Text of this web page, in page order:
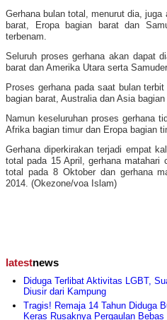
Gerhana bulan total, menurut dia,
barat, Eropa bagian barat dan
terbenam.
Seluruh proses gerhana akan dapat
barat dan Amerika Utara serta
Proses gerhana pada saat bulan
bagian barat, Australia dan Asia bagian
Namun keseluruhan proses gerhana
Afrika bagian timur dan Eropa bagian
Gerhana diperkirakan terjadi empat
total pada 15 April, gerhana matahari
total pada 8 Oktober dan gerhana
2014. (Okezone/voa Islam)
latestnews
Diduga Terlibat Aktivitas LGBT,
Diusir dari Kampung
Tragis! Remaja 14 Tahun Diduga
Keras Rusaknya Pergaulan Bebas